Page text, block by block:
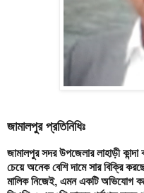
জামালপুর প্রতিনিধিঃ
জামালপুর সদর উপজেলার লাহাড়ী কান্দা
চেয়ে অনেক বেশি দামে সার বিক্রি
মালিক নিজেই, এমন একটি অভিযোগ